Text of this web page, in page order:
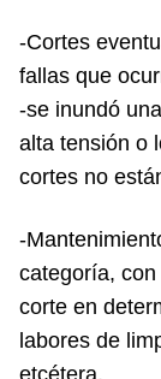
-Cortes
fallas que
-se inundó
alta tensión o
cortes no
-
categoría,
corte en
labores de
etcétera.